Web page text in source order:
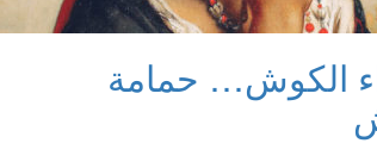
الكوش… حمامة